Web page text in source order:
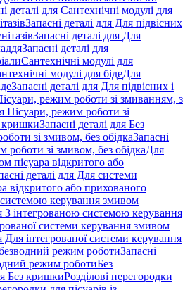
деталі для Сантехнічні модулі для
Запасні деталі для Для підвісних
Запасні деталі для Для
Запасні деталі для
Сантехнічні модулі для
модулі для бідеДля
Запасні деталі для Для підвісних і
режим роботи зі змиванням, з
Пісуари, режим роботи зі
кришкиЗапасні деталі для Без
зі змивом, без обідкаЗапасні
роботи зі змивом, без обідкаДля
пісуара відкритого або
деталі для Для системи
відкритого або прихованого
керування змивом
З інтегрованою системою керування
системи керування змивом
Для інтегрованої системи керування
режим роботиЗапасні
режим роботиБез
Без кришкиРозділові перегородки